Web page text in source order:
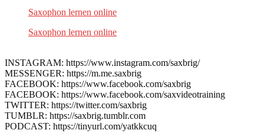
Saxophon lernen online
Saxophon lernen online
INSTAGRAM: https://www.instagram.com/saxbrig/
MESSENGER: https://m.me.saxbrig
FACEBOOK: https://www.facebook.com/saxbrig
FACEBOOK: https://www.facebook.com/saxvideotraining
TWITTER: https://twitter.com/saxbrig
TUMBLR: https://saxbrig.tumblr.com
PODCAST: https://tinyurl.com/yatkkcuq